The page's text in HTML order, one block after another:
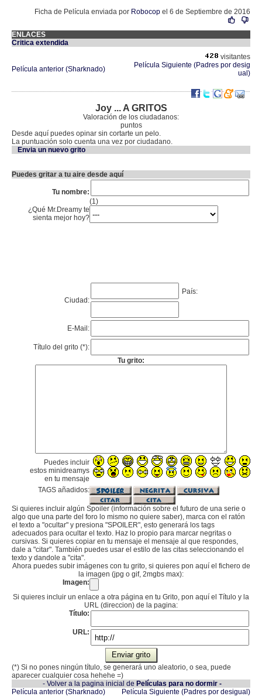
Ficha de Película enviada por Robocop el 6 de Septiembre de 2016
ENLACES
Critica extendida
visitantes
Película anterior (Sharknado)
Película Siguiente (Padres por desig
ual)
Joy ... A GRITOS
Valoración de los ciudadanos:
puntos
Desde aquí puedes opinar sin cortarte un pelo.
La puntuación solo cuenta una vez por ciudadano.
Envia un nuevo grito
Puedes gritar a tu aire desde aquí
Tu nombre:
(1)
¿Qué Mr.Dreamy te
sienta mejor hoy?
Ciudad:
País:
E-Mail:
Título del grito (*):
Tu grito:
Puedes incluir
estos minidreamys
en tu mensaje
TAGS añadidos:
Si quieres incluir algún Spoiler (información sobre el futuro de una serie o
algo que una parte del foro lo mismo no quiere saber), marca con el ratón
el texto a "ocultar" y presiona "SPOILER", esto generará los tags
adecuados para ocultar el texto. Haz lo propio para marcar negritas o
cursivas. Si quieres copiar en tu mensaje el mensaje al que respondes,
dale a "citar". También puedes usar el estilo de las citas seleccionando el
texto y dandole a "cita".
Ahora puedes subir imágenes con tu grito, si quieres pon aquí el fichero de
la imagen (jpg o gif, 2mgbs max):
Imagen:
Si quieres incluir un enlace a otra página en tu Grito, pon aquí el Título y la
URL (direccion) de la pagina:
Título:
URL:
(*) Si no pones ningún título, se generará uno aleatorio, o sea, puede
aparecer cualquier cosa hehehe =)
- Volver a la pagina inicial de Películas para no dormir -
Película anterior (Sharknado)
Película Siguiente (Padres por desigual)